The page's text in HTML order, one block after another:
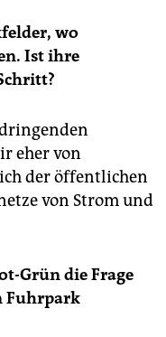
wo
Ist ihre
eher von
der öffentlichen
von Strom und
Grün die Frage
Fuhrpark